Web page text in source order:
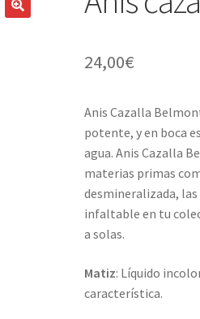
24,00€
Anis Cazalla
potente, y en boca
agua. Anis Cazalla
materias primas
desmineralizada,
infaltable en tu
a solas.
Matiz: Líquido
característica.